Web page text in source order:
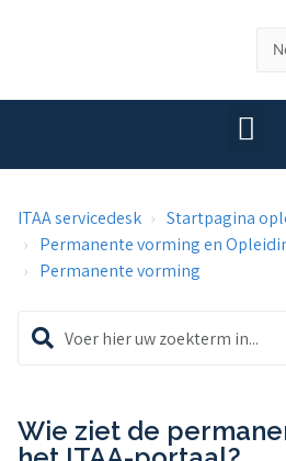
ITAA servicedesk
Startpagina
Permanente vorming en
Permanente vorming
Wie ziet de